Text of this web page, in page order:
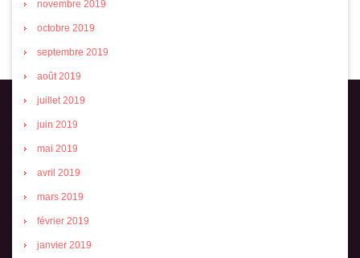
novembre 2019
octobre 2019
septembre 2019
août 2019
juillet 2019
juin 2019
mai 2019
avril 2019
mars 2019
février 2019
janvier 2019